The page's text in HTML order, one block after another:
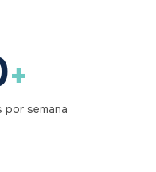
+
por semana